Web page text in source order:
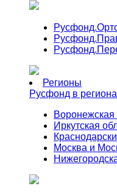
Русфонд.
Русфонд.
Русфонд.
Регионы
Русфонд в
Воронежская
Иркутская
Москва и